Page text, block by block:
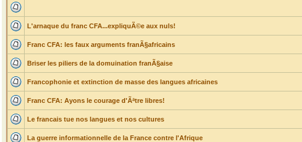
L'arnaque du franc CFA...expliquÃ©e aux nuls!
Franc CFA: les faux arguments franÃ§africains
Briser les piliers de la domuination franÃ§aise
Francophonie et extinction de masse des langues africaines
Franc CFA: Ayons le courage d'Ãªtre libres!
Le francais tue nos langues et nos cultures
La guerre informationnelle de la France contre l'Afrique